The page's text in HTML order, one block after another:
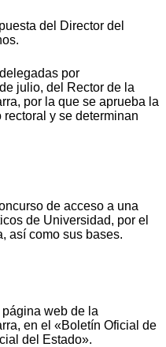
del Director del
por
julio, del Rector de la
por la que se aprueba la
y se determinan
de acceso a una
de Universidad, por el
así como sus bases.
web de la
en el «Boletín Oficial de
del Estado».